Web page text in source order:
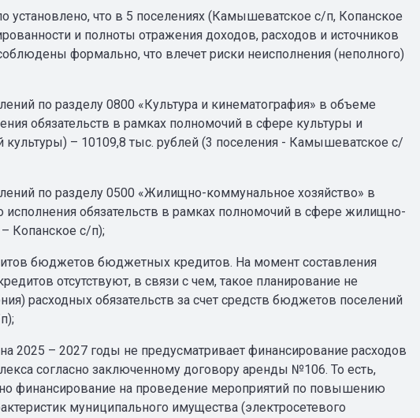
установлено, что в 5 поселениях (Камышеватское с/п, Копанское
и полноты отражения доходов, расходов и источников
формально, что влечет риски неисполнения (неполного)
по разделу 0800 «Культура и кинематография» в объеме
обязательств в рамках полномочий в сфере культуры и
– 10109,8 тыс. рублей (3 поселения - Камышеватское с/
по разделу 0500 «Жилищно-коммунальное хозяйство» в
обязательств в рамках полномочий в сфере жилищно-
Копанское с/п);
бюджетов бюджетных кредитов. На момент составления
отсутствуют, в связи с чем, такое планирование не
расходных обязательств за счет средств бюджетов поселений
2025 – 2027 годы не предусматривает финансирование расходов
согласно заключенному договору аренды №106. То есть,
финансирование на проведение мероприятий по повышению
муниципального имущества (электросетевого